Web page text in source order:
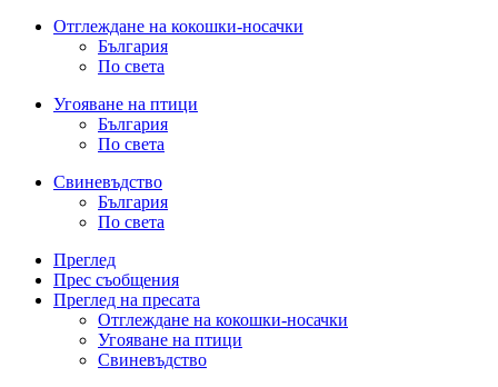
Отглеждане на кокошки-носачки
България
По света
Угояване на птици
България
По света
Свиневъдство
България
По света
Преглед
Прес съобщения
Преглед на пресата
Отглеждане на кокошки-носачки
Угояване на птици
Свиневъдство